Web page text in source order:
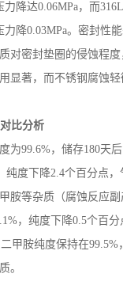
力降达0.06MPa，而316L
力降0.03MPa。密封性
对密封垫圈的侵蚀程
显著，而不锈钢腐蚀
比分析
为99.6%，储存180天后
纯度下降2.4个百分点，
胺等杂质（腐蚀反应副
，纯度下降0.5个百分
甲胺纯度保持在99.5%
。